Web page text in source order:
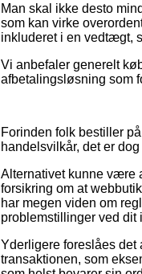
Man skal ikke desto
som kan virke
inkluderet i en vedtægt,
Vi anbefaler generelt
afbetalingsløsning som
Forinden folk bestiller
handelsvilkår, det er
Alternativet kunne være
forsikring om at
har megen viden om
problemstillinger ved dit
Yderligere foreslåes det
transaktionen, som